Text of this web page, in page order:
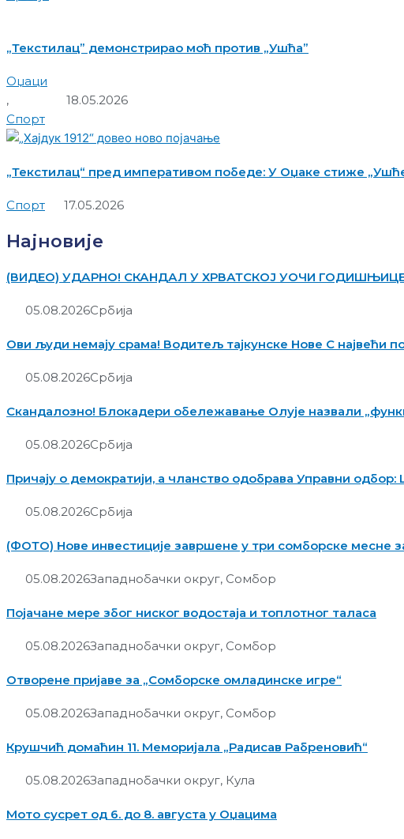
„Текстилац” демонстрирао моћ против „Ушћа”
Оџаци
,
Спорт
18.05.2026
„Текстилац“ пред императивом победе: У Оџаке стиже
Спорт 17.05.2026
Најновије
(ВИДЕО) УДАРНО! СКАНДАЛ У ХРВАТСКОЈ УОЧИ ГОДИШЊИЦЕ
05.08.2026Србија
Ови људи немају срама! Водитељ тајкунске Нове С највећи
05.08.2026Србија
Скандалозно! Блокадери обележавање Олује назвали
05.08.2026Србија
Причају о демократији, а чланство одобрава Управни
05.08.2026Србија
(ФОТО) Нове инвестиције завршене у три сомборске месне
05.08.2026Западнобачки округ, Сомбор
Појачане мере због ниског водостаја и топлотног таласа
05.08.2026Западнобачки округ, Сомбор
Отворене пријаве за „Сомборске омладинске игре“
05.08.2026Западнобачки округ, Сомбор
Крушчић домаћин 11. Меморијала „Радисав Рабреновић“
05.08.2026Западнобачки округ, Кула
Мото сусрет од 6. до 8. августа у Оџацима